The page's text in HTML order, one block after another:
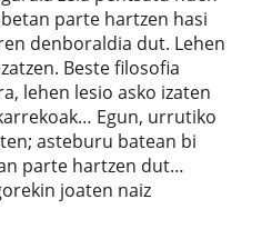
parte hartzen hasi
denboraldia dut. Lehen
Beste filosofia
lehen lesio asko izaten
Egun, urrutiko
asteburu batean bi
parte hartzen dut…
joaten naiz